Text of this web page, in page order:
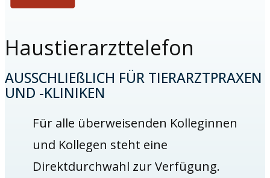
Haustierarzttelefon
AUSSCHLIEßLICH FÜR TIERARZTPRAXEN
UND -KLINIKEN
Für alle überweisenden Kolleginnen
und Kollegen steht eine
Direktdurchwahl zur Verfügung.